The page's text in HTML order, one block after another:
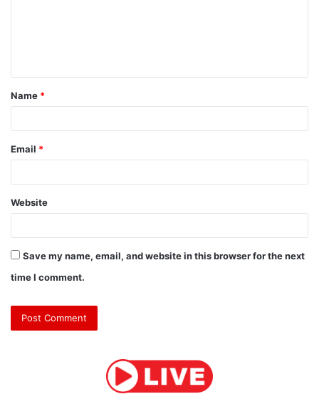
t
*
Name *
Email *
Website
Save my name, email, and website in this browser for the next
time I comment.